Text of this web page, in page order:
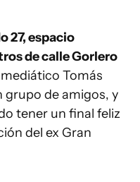
27, espacio
de calle Gorlero
Tomás
grupo de amigos, y
tener un final feliz
del ex Gran